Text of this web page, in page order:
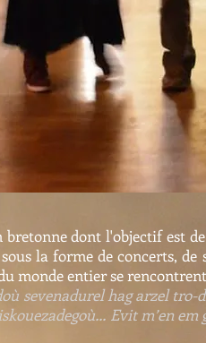
bretonne dont l'objectif est
la forme de concerts,
monde entier se
sevenadurel hag arzel tro-
Evit m’en